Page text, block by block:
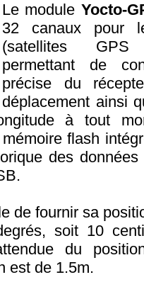
Le module Yocto-
32 canaux pour
(satellites
permettant de
précise du
déplacement ainsi
à tout
flash
des
de fournir sa
soit 10
du
est de 1.5m.